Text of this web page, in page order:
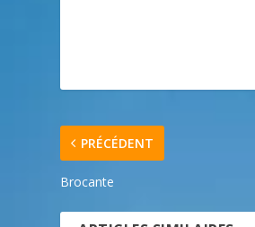
PRÉCÉDENT
Brocante